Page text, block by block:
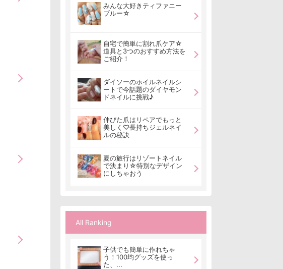
みんな大好きティファニー
ブルー☆
自宅で簡単に割れ爪ケア☆
道具と3つのおすすめ方法を
ご紹介！
ダイソーのホイルネイルシ
ートで今話題のダイヤモン
ドネイルに挑戦♪
伸びた爪はリペアでもっと
美しく♡長持ちジェルネイ
ルの秘訣
夏の旅行はリゾートネイル
で決まり☆特別なデザイン
にしちゃおう
All Ranking
子供でも簡単に作れちゃ
う！100均グッズを使っ
た、...